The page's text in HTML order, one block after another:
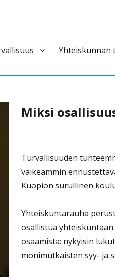
varautumisen pysyvä ja
Yhteiskunnan
Miksi
Turvallisuuden
vaikeammin
Kuopion surullinen
Yhteiskuntarauha
osallistua yhteiskuntaan
osaamista: nykyisin
monimutkaisten syy- ja